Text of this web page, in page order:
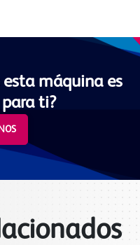
máquina es
ti?